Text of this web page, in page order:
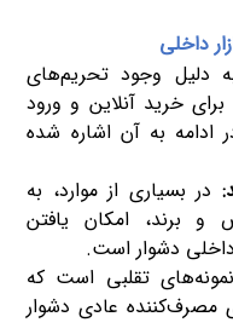
داخلی
دلیل وجود تحریم‌های
خرید آنلاین و ورود
ادامه به آن اشاره شده
در بسیاری از موارد، به
برند، امکان یافتن
داخلی دشوار است.
نمونه‌های تقلبی است که
مصرف‌کننده عادی دشوار